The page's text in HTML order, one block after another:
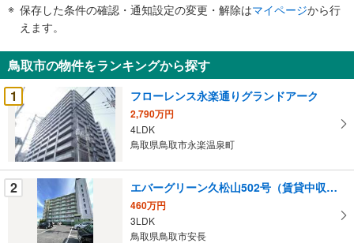
知
を
受
け
取
る
・
条
件
保存した条件の確認・通知設定の変更・解除はマイページから行
えます。
鳥取市の物件をランキングから探す
1
フローレンス永楽通りグランドアーク
2,790万円
4LDK
鳥取県鳥取市永楽温泉町
2 エバーグリーン久松山502号（賃貸中収益物件）
460万円
3LDK
鳥取県鳥取市安長